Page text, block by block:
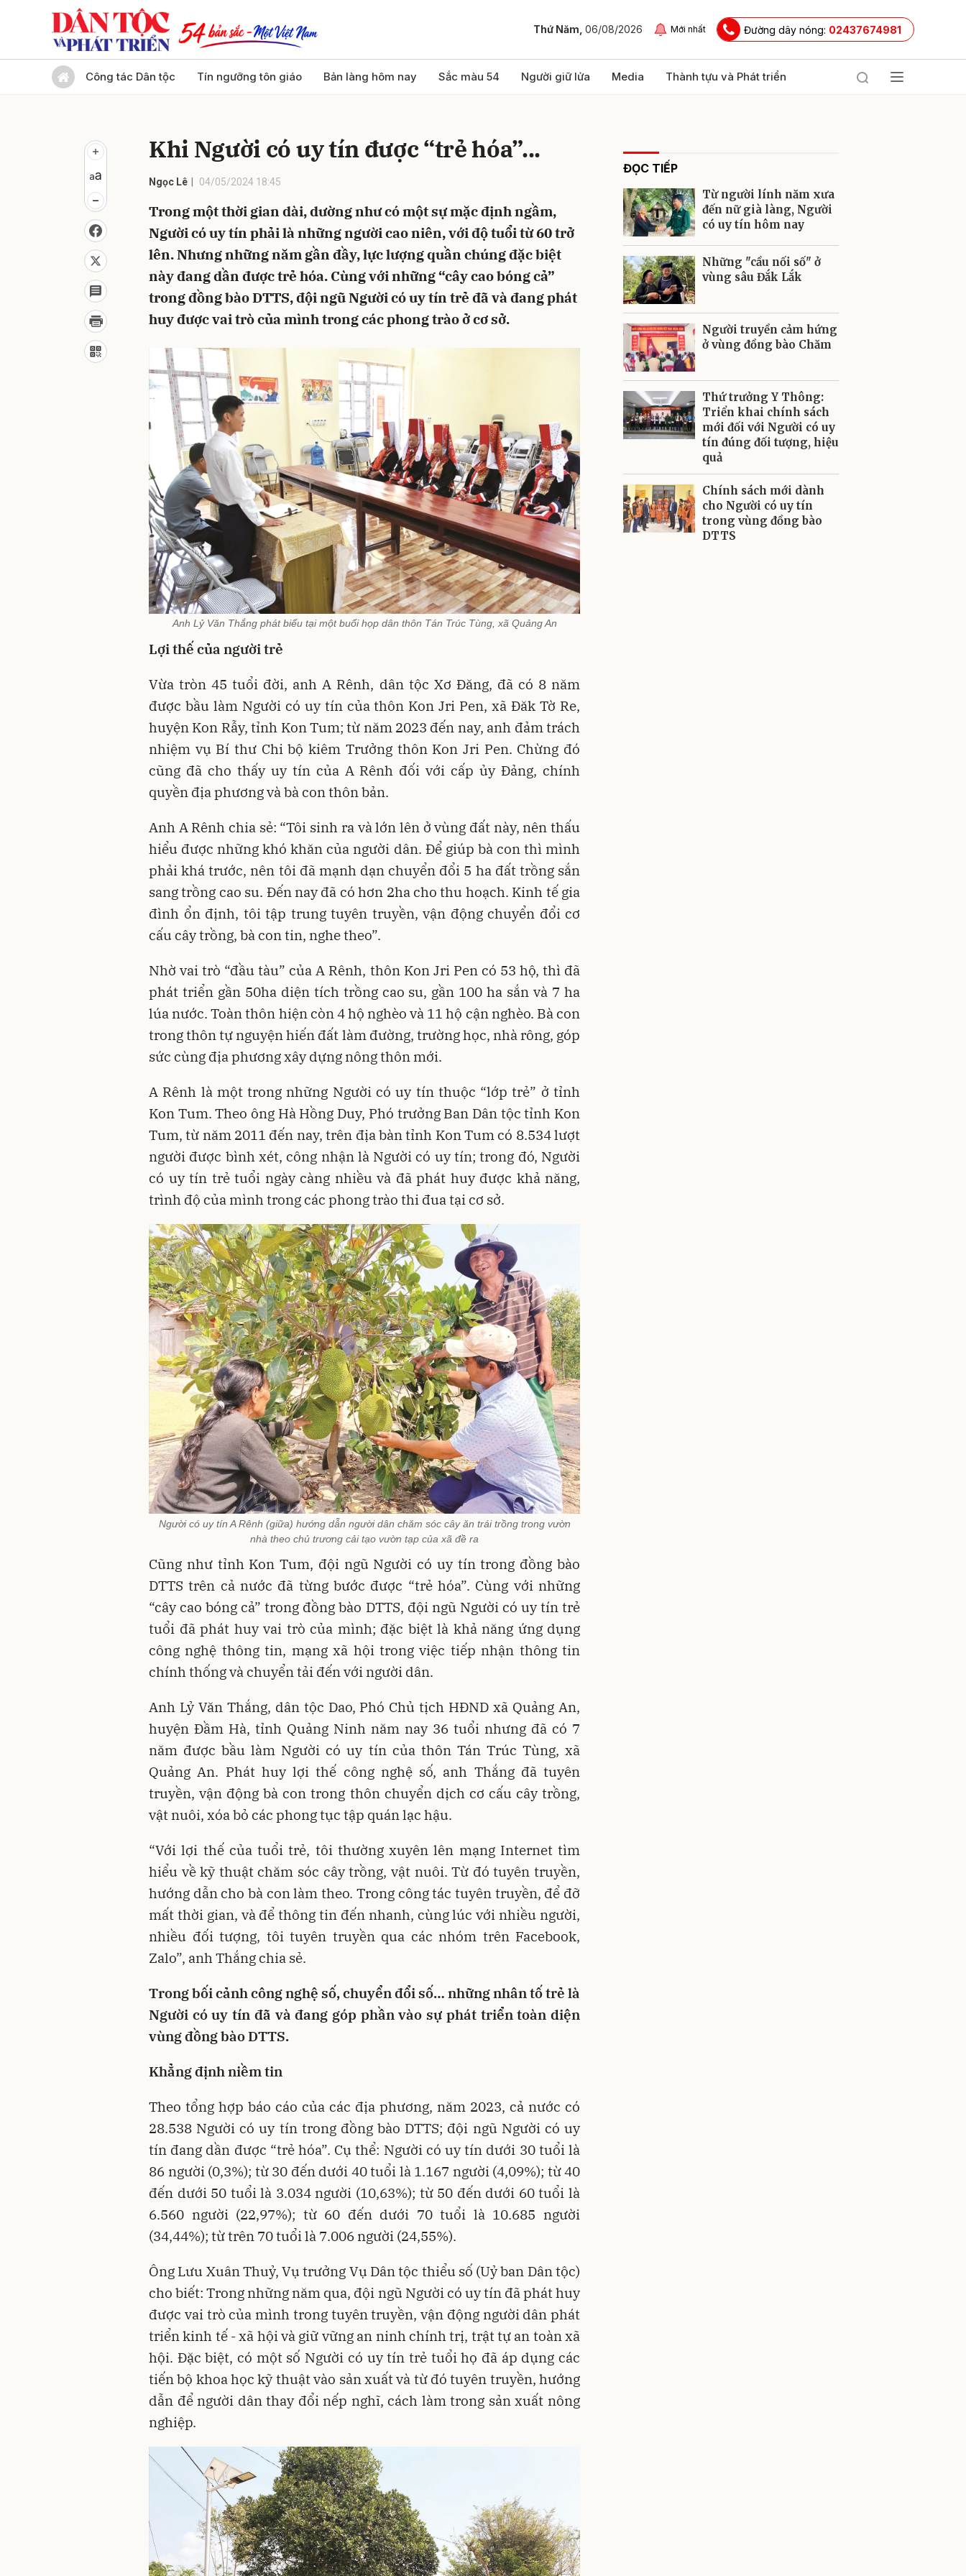
Thứ Năm, 06/08/2026 Mới nhất Đường dây nóng: 02437674981
Công tác Dân tộc Tín ngưỡng tôn giáo Bản làng hôm nay Sắc màu 54 Người giữ lửa Media Thành tựu và Phát triển
Khi Người có uy tín được “trẻ hóa”...
Ngọc Lê 04/05/2024 18:45
Trong một thời gian dài, dường như có một sự mặc định ngầm,
Người có uy tín phải là những người cao niên, với độ tuổi từ 60 trở
lên. Nhưng những năm gần đầy, lực lượng quần chúng đặc biệt
này đang dần được trẻ hóa. Cùng với những “cây cao bóng cả”
trong đồng bào DTTS, đội ngũ Người có uy tín trẻ đã và đang phát
huy được vai trò của mình trong các phong trào ở cơ sở.
Anh Lỷ Văn Thắng phát biểu tại một buổi họp dân thôn Tán Trúc Tùng, xã Quảng An
Lợi thế của người trẻ
Vừa tròn 45 tuổi đời, anh A Rênh, dân tộc Xơ Đăng, đã có 8 năm
được bầu làm Người có uy tín của thôn Kon Jri Pen, xã Đăk Tờ Re,
huyện Kon Rẫy, tỉnh Kon Tum; từ năm 2023 đến nay, anh đảm trách
nhiệm vụ Bí thư Chi bộ kiêm Trưởng thôn Kon Jri Pen. Chừng đó
cũng đã cho thấy uy tín của A Rênh đối với cấp ủy Đảng, chính
quyền địa phương và bà con thôn bản.
Anh A Rênh chia sẻ: “Tôi sinh ra và lớn lên ở vùng đất này, nên thấu
hiểu được những khó khăn của người dân. Để giúp bà con thì mình
phải khá trước, nên tôi đã mạnh dạn chuyển đổi 5 ha đất trồng sắn
sang trồng cao su. Đến nay đã có hơn 2ha cho thu hoạch. Kinh tế gia
đình ổn định, tôi tập trung tuyên truyền, vận động chuyển đổi cơ
cấu cây trồng, bà con tin, nghe theo”.
Nhờ vai trò “đầu tàu” của A Rênh, thôn Kon Jri Pen có 53 hộ, thì đã
phát triển gần 50ha diện tích trồng cao su, gần 100 ha sắn và 7 ha
lúa nước. Toàn thôn hiện còn 4 hộ nghèo và 11 hộ cận nghèo. Bà con
trong thôn tự nguyện hiến đất làm đường, trường học, nhà rông, góp
sức cùng địa phương xây dựng nông thôn mới.
A Rênh là một trong những Người có uy tín thuộc “lớp trẻ” ở tỉnh
Kon Tum. Theo ông Hà Hồng Duy, Phó trưởng Ban Dân tộc tỉnh Kon
Tum, từ năm 2011 đến nay, trên địa bàn tỉnh Kon Tum có 8.534 lượt
người được bình xét, công nhận là Người có uy tín; trong đó, Người
có uy tín trẻ tuổi ngày càng nhiều và đã phát huy được khả năng,
trình độ của mình trong các phong trào thi đua tại cơ sở.
Người có uy tín A Rênh (giữa) hướng dẫn người dân chăm sóc cây ăn trái trồng trong vườn
nhà theo chủ trương cải tạo vườn tạp của xã đề ra
Cũng như tỉnh Kon Tum, đội ngũ Người có uy tín trong đồng bào
DTTS trên cả nước đã từng bước được “trẻ hóa”. Cùng với những
“cây cao bóng cả” trong đồng bào DTTS, đội ngũ Người có uy tín trẻ
tuổi đã phát huy vai trò của mình; đặc biệt là khả năng ứng dụng
công nghệ thông tin, mạng xã hội trong việc tiếp nhận thông tin
chính thống và chuyển tải đến với người dân.
Anh Lỷ Văn Thắng, dân tộc Dao, Phó Chủ tịch HĐND xã Quảng An,
huyện Đầm Hà, tỉnh Quảng Ninh năm nay 36 tuổi nhưng đã có 7
năm được bầu làm Người có uy tín của thôn Tán Trúc Tùng, xã
Quảng An. Phát huy lợi thế công nghệ số, anh Thắng đã tuyên
truyền, vận động bà con trong thôn chuyển dịch cơ cấu cây trồng,
vật nuôi, xóa bỏ các phong tục tập quán lạc hậu.
“Với lợi thế của tuổi trẻ, tôi thường xuyên lên mạng Internet tìm
hiểu về kỹ thuật chăm sóc cây trồng, vật nuôi. Từ đó tuyên truyền,
hướng dẫn cho bà con làm theo. Trong công tác tuyên truyền, để đỡ
mất thời gian, và để thông tin đến nhanh, cùng lúc với nhiều người,
nhiều đối tượng, tôi tuyên truyền qua các nhóm trên Facebook,
Zalo”, anh Thắng chia sẻ.
Trong bối cảnh công nghệ số, chuyển đổi số… những nhân tố trẻ là
Người có uy tín đã và đang góp phần vào sự phát triển toàn diện
vùng đồng bào DTTS.
Khẳng định niềm tin
Theo tổng hợp báo cáo của các địa phương, năm 2023, cả nước có
28.538 Người có uy tín trong đồng bào DTTS; đội ngũ Người có uy
tín đang dần được “trẻ hóa”. Cụ thể: Người có uy tín dưới 30 tuổi là
86 người (0,3%); từ 30 đến dưới 40 tuổi là 1.167 người (4,09%); từ 40
đến dưới 50 tuổi là 3.034 người (10,63%); từ 50 đến dưới 60 tuổi là
6.560 người (22,97%); từ 60 đến dưới 70 tuổi là 10.685 người
(34,44%); từ trên 70 tuổi là 7.006 người (24,55%).
Ông Lưu Xuân Thuỷ, Vụ trưởng Vụ Dân tộc thiểu số (Uỷ ban Dân tộc)
cho biết: Trong những năm qua, đội ngũ Người có uy tín đã phát huy
được vai trò của mình trong tuyên truyền, vận động người dân phát
triển kinh tế - xã hội và giữ vững an ninh chính trị, trật tự an toàn xã
hội. Đặc biệt, có một số Người có uy tín trẻ tuổi họ đã áp dụng các
tiến bộ khoa học kỹ thuật vào sản xuất và từ đó tuyên truyền, hướng
dẫn để người dân thay đổi nếp nghĩ, cách làm trong sản xuất nông
nghiệp.
ĐỌC TIẾP
Từ người lính năm xưa
đến nữ già làng, Người
có uy tín hôm nay
Những "cầu nối số" ở
vùng sâu Đắk Lắk
Người truyền cảm hứng
ở vùng đồng bào Chăm
Thứ trưởng Y Thông:
Triển khai chính sách
mới đối với Người có uy
tín đúng đối tượng, hiệu
quả
Chính sách mới dành
cho Người có uy tín
trong vùng đồng bào
DTTS
Gửi bình luận
Hủy Gửi